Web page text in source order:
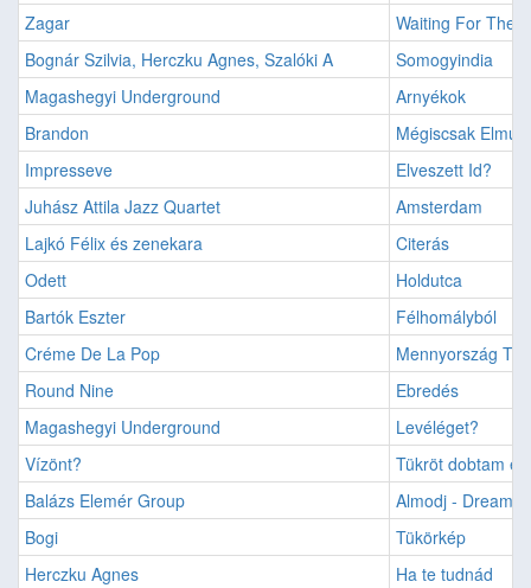
Zagar
Waiting For The
Bognár Szilvia, Herczku Agnes, Szalóki A
Somogyindia
Magashegyi Underground
Arnyékok
Brandon
Mégiscsak Elmúlt
Impresseve
Elveszett Id?
Juhász Attila Jazz Quartet
Amsterdam
Lajkó Félix és zenekara
Citerás
Odett
Holdutca
Bartók Eszter
Félhomályból
Créme De La Pop
Mennyország
Round Nine
Ebredés
Magashegyi Underground
Levéléget?
Vízönt?
Tükröt dobtam
Balázs Elemér Group
Almodj - Dream
Bogi
Tükörkép
Herczku Agnes
Ha te tudnád